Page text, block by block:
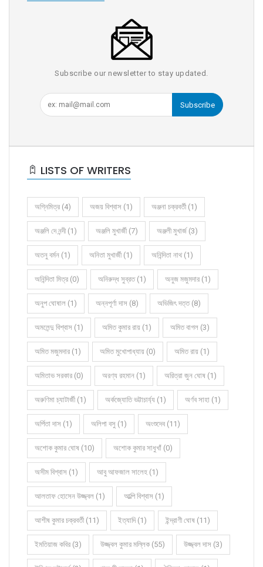
Subscribe our newsletter to stay updated.
Subscribe
LISTS OF WRITERS
অগ্নিমিত্র (4) অজয় বিশ্বাস (1) অঞ্জনা চক্রবর্তী (1)
অঞ্জলি দে নন্দী (1) অঞ্জলি মুখার্জী (7) অঞ্জলী মুখার্জ (3)
অতনু বর্মন (1) অনিতা মুখার্জী (1) অনিন্দিতা নাথ (1)
অনিন্দিতা মিত্র (0) অনিরুদ্ধ সুব্রত (1) অনুজ মজুমদার (1)
অনুপ ঘোষাল (1) অন্নপূর্ণা দাস (8) অভিজিৎ দত্ত (8)
অমলেন্দু বিশ্বাস (1) অমিত কুমার রায় (1) অমিত বাগল (3)
অমিত মজুমদার (1) অমিত মুখোপাধ্যায় (0) অমিত রায় (1)
অমিতাভ সরকার (0) অরণ্য রহমান (1) অরিত্রা জুন ঘোষ (1)
অরুণিমা চ্যাটার্জী (1) অর্কজ্যোতি ভট্টাচার্য্য (1) অর্ণব সাহা (1)
অর্পিতা দাস (1) অলিপা বসু (1) অংশুদেব (11)
অশোক কুমার ঘোষ (10) অশোক কুমার সাধুখাঁ (0)
অসীম বিশ্বাস (1) আবু আফজাল সালেহ (1)
আলতাফ হোসেন উজ্জ্বল (1) আল্পি বিশ্বাস (1)
আশীষ কুমার চক্রবর্তী (11) ইত্যাদি (1) ইন্দ্রাণী ঘোষ (11)
ইমতিয়াজ কবির (3) উজ্জ্বল কুমার মল্লিক (55) উজ্জ্বল দাস (3)